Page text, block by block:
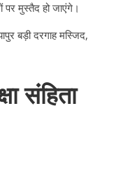
मुस्तैद हो जाएंगे ।
बड़ी दरगाह मस्जिद,
संहिता